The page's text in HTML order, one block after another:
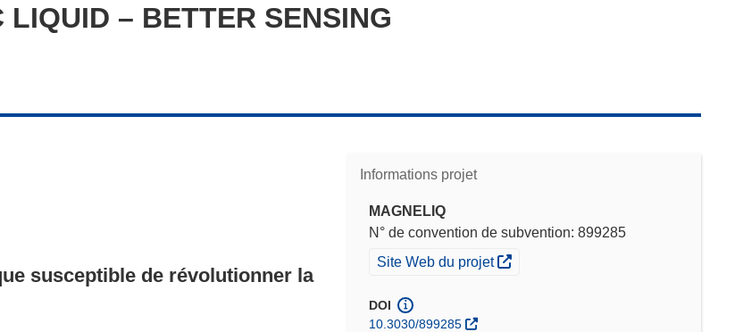
– BETTER SENSING
Informations projet
MAGNELIQ
N° de convention de subvention: 899285
(s’ouvre dans une nouvelle fenêtre)
Site Web du projet
DOI
10.3030/899285
susceptible de révolutionner la